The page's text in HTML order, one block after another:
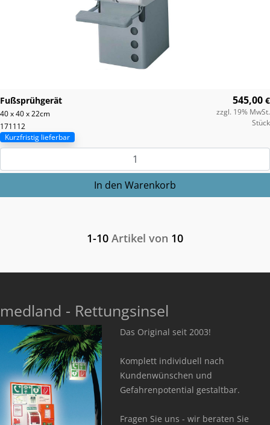
Fußsprühgerät
40 x 40 x 22cm
171112
545,00 €
zzgl. 19% MwSt.
Stück
Kurzfristig lieferbar
1-10 Artikel von 10
medland - Rettungsinsel
Das Original seit 2003!
Komplett individuell nach
Kundenwünschen und
Gefahrenpotential gestaltbar.
Fragen Sie uns - wir beraten Sie